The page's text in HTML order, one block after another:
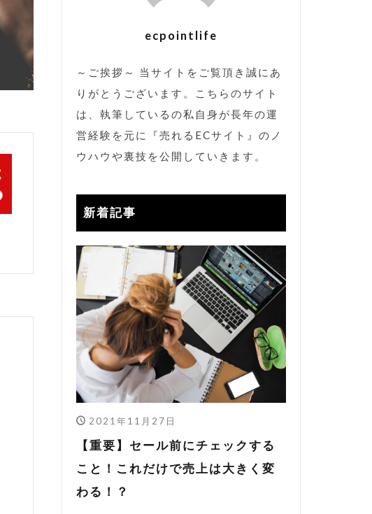
ecpointlife
～ご挨拶～ 当サイトをご覧頂き誠にあ
りがとうございます。こちらのサイト
は、執筆しているの私自身が長年の運
営経験を元に『売れるECサイト』のノ
ウハウや裏技を公開していきます。
新着記事
2021年11月27日
【重要】セール前にチェックする
こと！これだけで売上は大きく変
わる！？
析
ク
楽天 seo 業者
楽天 ショップ 解説
楽天seo alt
楽天seo ツール
楽天サーチ seo
ーワード
裏技